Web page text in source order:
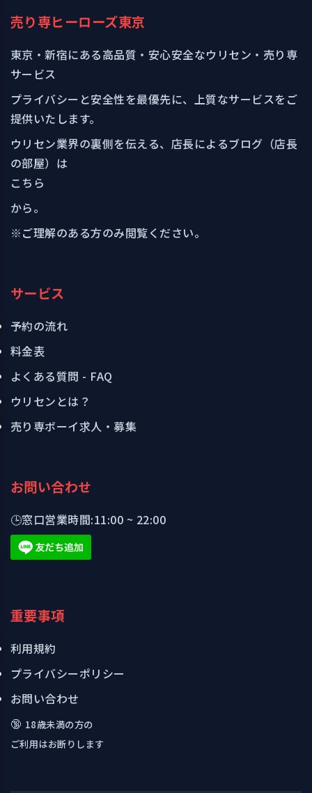
売り専ヒーローズ東京
東京・新宿にある高品質・安心安全なウリセン・売り専
サービス
プライバシーと安全性を最優先に、上質なサービスをご
提供いたします。
ウリセン業界の裏側を伝える、店長によるブログ（店長
の部屋）は
こちら
から。
※ご理解のある方のみ閲覧ください。
サービス
予約の流れ
料金表
よくある質問 - FAQ
ウリセンとは？
売り専ボーイ求人・募集
お問い合わせ
🕒窓口営業時間:11:00 ~ 22:00
重要事項
利用規約
プライバシーポリシー
お問い合わせ
🔞 18歳未満の方の
ご利用はお断りします